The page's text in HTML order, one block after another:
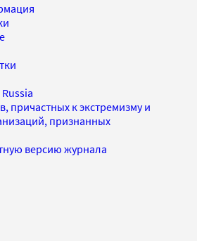
причастных к экстремизму и
признанных
версию журнала